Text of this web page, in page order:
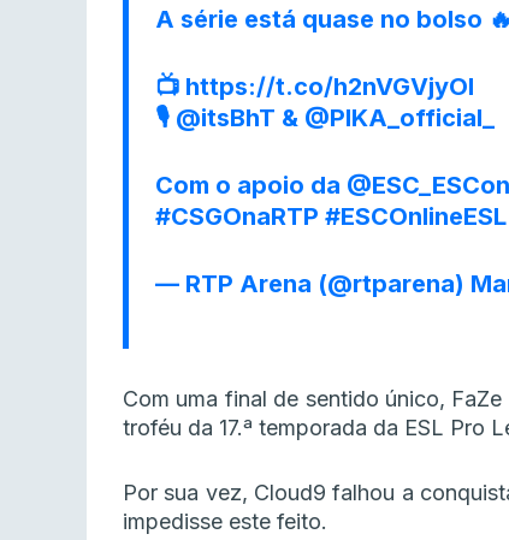
A série está quase no bolso 🔥
📺 https://t.co/h2nVGVjyOI
🎙️ @itsBhT & @PIKA_official_
Com o apoio da
#CSGOnaRTP #ESCOnlineESL
— RTP Arena (@rtparena)
Com uma final de sentido único, FaZe
troféu da 17.ª temporada da ESL Pro
Por sua vez, Cloud9 falhou a
impedisse este feito.